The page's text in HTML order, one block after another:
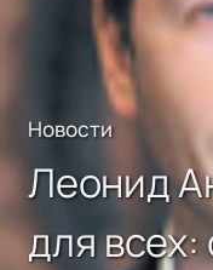
Новости
Леонид
для